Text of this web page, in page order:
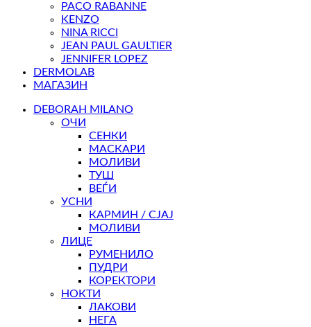
PACO RABANNE
KENZO
NINA RICCI
JEAN PAUL GAULTIER
JENNIFER LOPEZ
DERMOLAB
МАГАЗИН
DEBORAH MILANO
ОЧИ
СЕНКИ
МАСКАРИ
МОЛИВИ
ТУШ
ВЕЃИ
УСНИ
КАРМИН / СЈАЈ
МОЛИВИ
ЛИЦЕ
РУМЕНИЛО
ПУДРИ
КОРЕКТОРИ
НОКТИ
ЛАКОВИ
НЕГА